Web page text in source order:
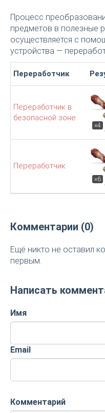
Процесс
предметов в полезные
осуществляется с
устройства —
Переработчик
Переработчик в
безопасной зоне
×4
Переработчик
×6
Комментарии (0)
Ещё никто не оставил
первым.
Написать
Имя
Email
Комментарий